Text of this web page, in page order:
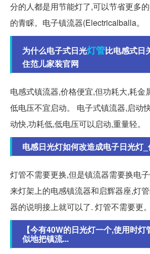
分的人都是用节能灯了,可以节省更多
的青睬。电子镇流器(Electricalballa。
为什么电子式日光灯管比电感式日
住范儿家装官网
电感式镇流器,价格便宜,但功耗大,耗金
低电压不宜启动。 电子式镇流器,启动
动快,功耗低,低电压可以启动,重量轻。
电感日光灯如何改造成电子日光灯
灯管不需要更换,但是镇流器需要换电
来灯架上的电感镇流器和启辉器座,灯
器的说明接上就可以了. 灯管不需要更。
【今有40W的日光灯一个,使用时
似地把镇流...